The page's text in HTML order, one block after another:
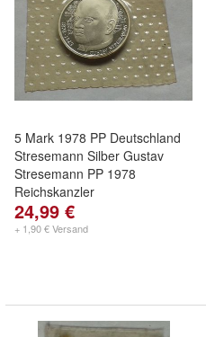
5 Mark 1978 PP Deutschland
Stresemann Silber Gustav
Stresemann PP 1978
Reichskanzler
24,99 €
+ 1,90 € Versand